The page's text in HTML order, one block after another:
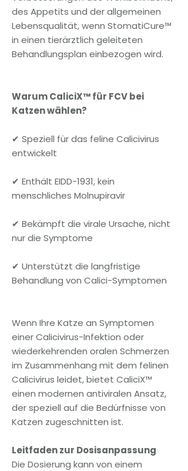
des Appetits und der allgemeinen
Lebensqualität, wenn StomatiCure™
in einen tierärztlich geleiteten
Behandlungsplan einbezogen wird.
Warum CaliciX™ für FCV bei
Katzen wählen?
✔ Speziell für das feline Calicivirus
entwickelt
✔ Enthält EIDD-1931, kein
menschliches Molnupiravir
✔ Bekämpft die virale Ursache, nicht
nur die Symptome
✔ Unterstützt die langfristige
Behandlung von Calici-Symptomen
Wenn Ihre Katze an Symptomen
einer Calicivirus-Infektion oder
wiederkehrenden oralen Schmerzen
im Zusammenhang mit dem felinen
Calicivirus leidet, bietet CaliciX™
einen modernen antiviralen Ansatz,
der speziell auf die Bedürfnisse von
Katzen zugeschnitten ist.
Leitfaden zur Dosisanpassung
Die Dosierung kann von einem